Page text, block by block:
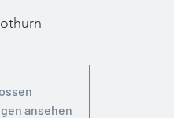
ansehen